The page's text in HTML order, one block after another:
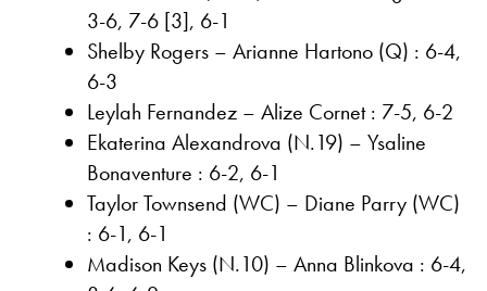
3-6, 7-6 [3], 6-1
Shelby Rogers – Arianne Hartono (Q) : 6-4,
6-3
Leylah Fernandez – Alize Cornet : 7-5, 6-2
Ekaterina Alexandrova (N.19) – Ysaline
Bonaventure : 6-2, 6-1
Taylor Townsend (WC) – Diane Parry (WC)
: 6-1, 6-1
Madison Keys (N.10) – Anna Blinkova : 6-4,